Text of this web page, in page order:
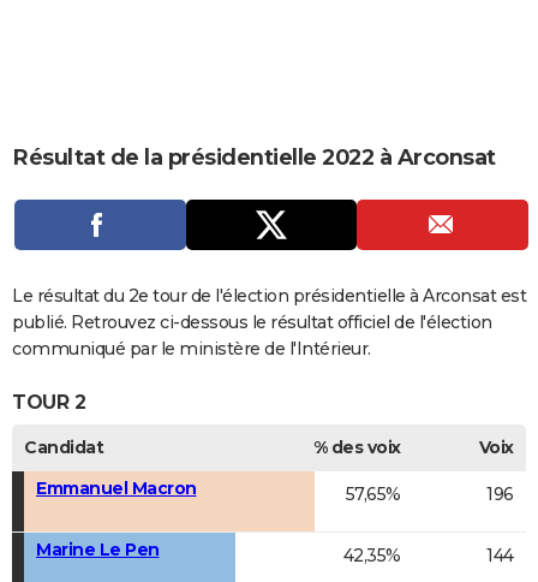
Carte de Noël
Carte Bonne année
Carte Saint-Valentin
Carte Pâques
Carte d'anniversaire
DICTIONNAIRE
COPAINS D'AVANT
Se connecter
Entreprises
Service militaire
Avis de recherche
Résultat de la présidentielle 2022 à Arconsat
Le résultat du 2e tour de l'élection présidentielle à Arconsat est
publié. Retrouvez ci-dessous le résultat officiel de l'élection
communiqué par le ministère de l'Intérieur.
TOUR 2
Candidat % des voix
Voix
Emmanuel Macron
57,65% 196
Marine Le Pen 42,35% 144